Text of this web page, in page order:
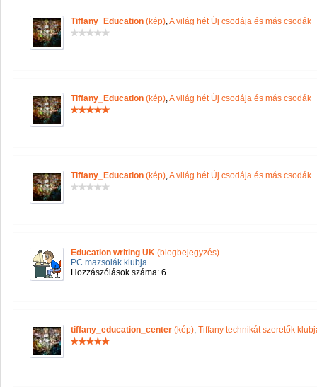
Tiffany_Education (kép),A világ hét Új csodája és más csodák
Tiffany_Education (kép),A világ hét Új csodája és más csodák
Tiffany_Education (kép),A világ hét Új csodája és más csodák
Education writing UK (blogbejegyzés)
PC mazsolák klubja
Hozzászólások száma: 6
tiffany_education_center (kép), Tiffany technikát szeretők